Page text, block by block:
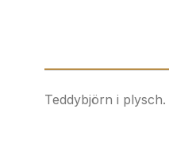
Teddybjörn i